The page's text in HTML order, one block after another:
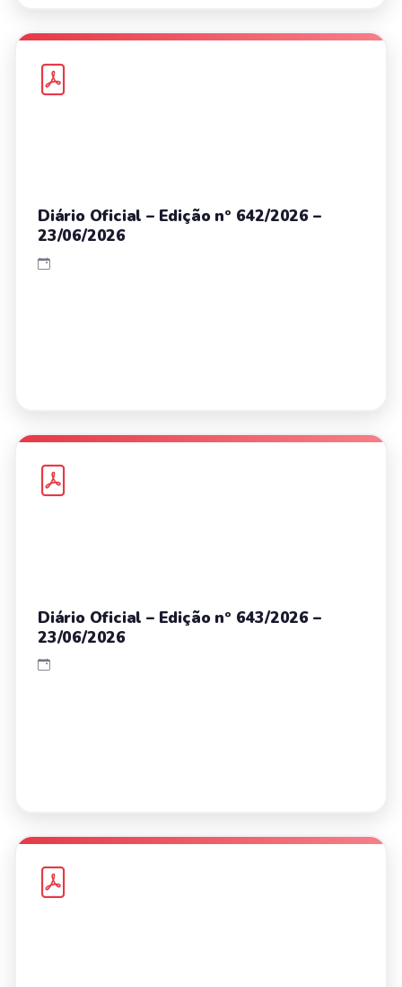
Diário Oficial – Edição nº 642/2026 –
23/06/2026
Diário Oficial – Edição nº 643/2026 –
23/06/2026